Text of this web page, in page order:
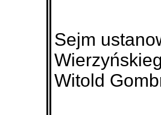
Sejm
Witold